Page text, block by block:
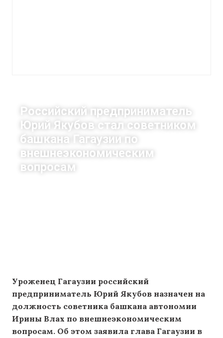
Российский предприниматель
Юрий Якубов стал советником
башкана Гагаузии по
внешнеэкономическим
вопросам
Уроженец Гагаузии российский
предприниматель Юрий Якубов назначен на
должность советника башкана автономии
Ирины Влах по внешнеэкономическим
вопросам. Об этом заявила глава Гагаузии в